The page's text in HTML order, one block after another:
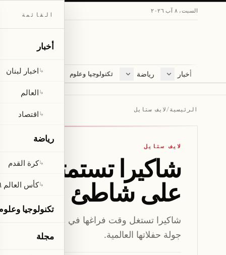
السبت، ٨ آب ٢٠٢٦
أخبار
اخبار لبنان
رياضة
كرة القدم
تكنولوجيا وعلوم مجلة
ثقافة ومجتمع
لايف ستايل
الرئيسية/لايف ستايل
لايف ستايل
شاكيرا تستمتع
على شاطئ ميامي
شاكيرا تستغل وقت فراغها في ميامي وتستعرض
جولة حفلاتها العالمية.
القائمة
أخبار
↳اخبار لبنان
↳العالم
↳اقتصاد
رياضة
↳كرة القدم
↳كأس العالم ٢٠٢٦
تكنولوجيا
مجلة